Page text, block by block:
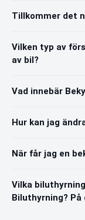
Tillkommer det
Vilken typ av
av bil?
Vad innebär
Hur kan jag
När får jag en
Vilka
Biluthyrning? På